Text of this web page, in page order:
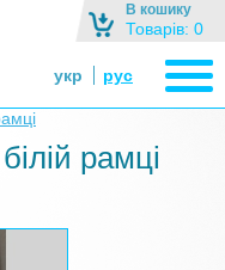
В кошику
Товарів: 0
укр рус
рамці